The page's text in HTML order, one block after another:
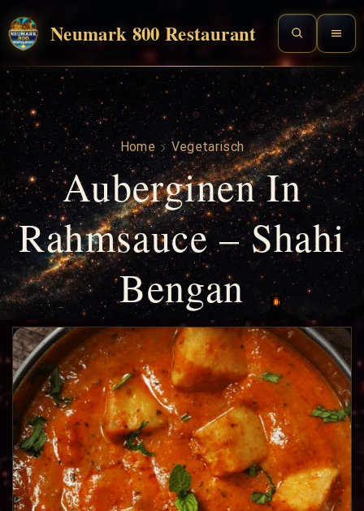
Neumark 800 Restaurant
Home Vegetarisch
Auberginen In
Rahmsauce – Shahi
Bengan